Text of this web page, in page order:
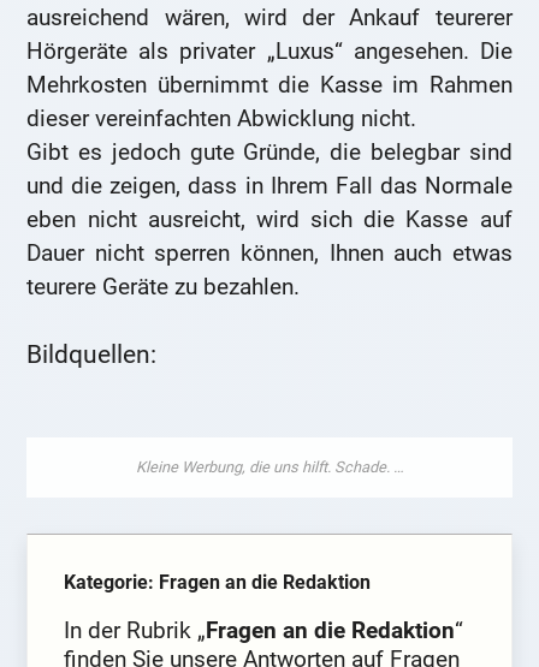
ausreichend wären, wird der Ankauf teurerer
Hörgeräte als privater „Luxus“ angesehen. Die
Mehrkosten übernimmt die Kasse im Rahmen
dieser vereinfachten Abwicklung nicht.
Gibt es jedoch gute Gründe, die belegbar sind
und die zeigen, dass in Ihrem Fall das Normale
eben nicht ausreicht, wird sich die Kasse auf
Dauer nicht sperren können, Ihnen auch etwas
teurere Geräte zu bezahlen.
Bildquellen:
Kategorie: Fragen an die Redaktion
In der Rubrik „Fragen an die Redaktion“
finden Sie unsere Antworten auf Fragen